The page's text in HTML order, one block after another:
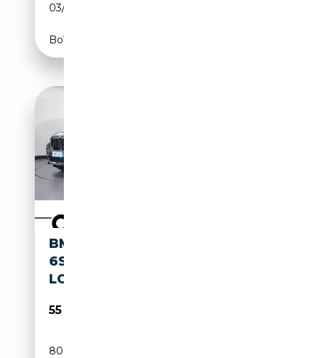
03/2022
Boîte automatique
BMW X7 M50I
6SITZ,PANORAMA SKY
LOUNGE NIGHT VISION,
55 950€
80 928 km